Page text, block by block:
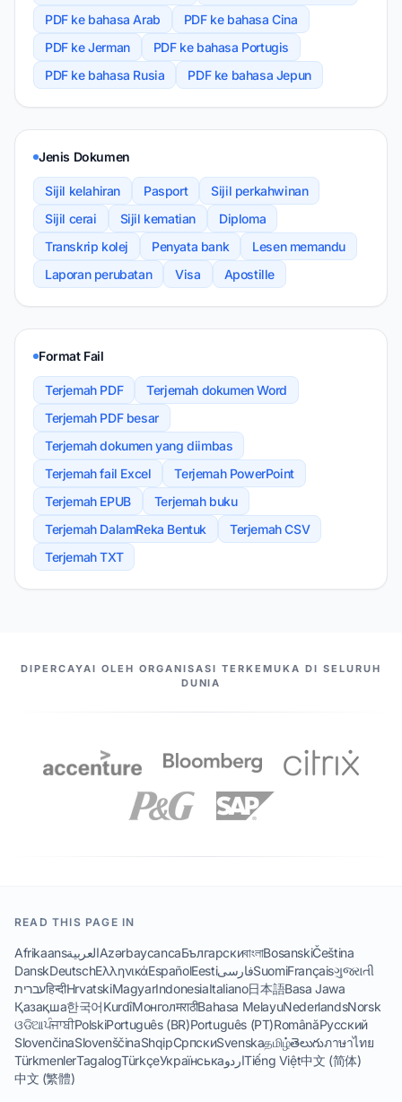
PDF ke bahasa Arab
PDF ke bahasa Cina
PDF ke Jerman
PDF ke bahasa Portugis
PDF ke bahasa Rusia
PDF ke bahasa Jepun
Jenis Dokumen
Sijil kelahiran Pasport
Sijil perkahwinan
Sijil cerai
Sijil kematian
Diploma
Transkrip kolej
Penyata bank
Lesen memandu
Laporan perubatan
Visa Apostille
Format Fail
Terjemah PDF
Terjemah dokumen Word
Terjemah PDF besar
Terjemah dokumen yang diimbas
Terjemah fail Excel
Terjemah PowerPoint
Terjemah EPUB
Terjemah buku
Terjemah DalamReka Bentuk
Terjemah CSV
Terjemah TXT
PASANGAN KAMI
DIPERCAYAI OLEH ORGANISASI TERKEMUKA DI SELURUH
DUNIA
READ THIS PAGE IN
AfrikaansالعربيةAzərbaycancaБългарскиবাংলাBosanskiČeština
DanskDeutschΕλληνικάEspañolEestiفارسیSuomiFrançaisગુજરાતી
עבריתहिन्दीHrvatskiMagyarIndonesiaItaliano日本語Basa Jawa
Қазақша한국어KurdîМонголमराठीBahasa MelayuNederlandsNorsk
ଓଡିଆਪੰਜਾਬੀPolskiPortuguês (BR)Português (PT)RomânăРусский
SlovenčinaSlovenščinaShqipСрпскиSvenskaதமிழ்తెలుగుภาษาไทย
TürkmenlerTagalogTürkçeУкраїнськаاردوTiếng Việt中文 (简体)
中文 (繁體)